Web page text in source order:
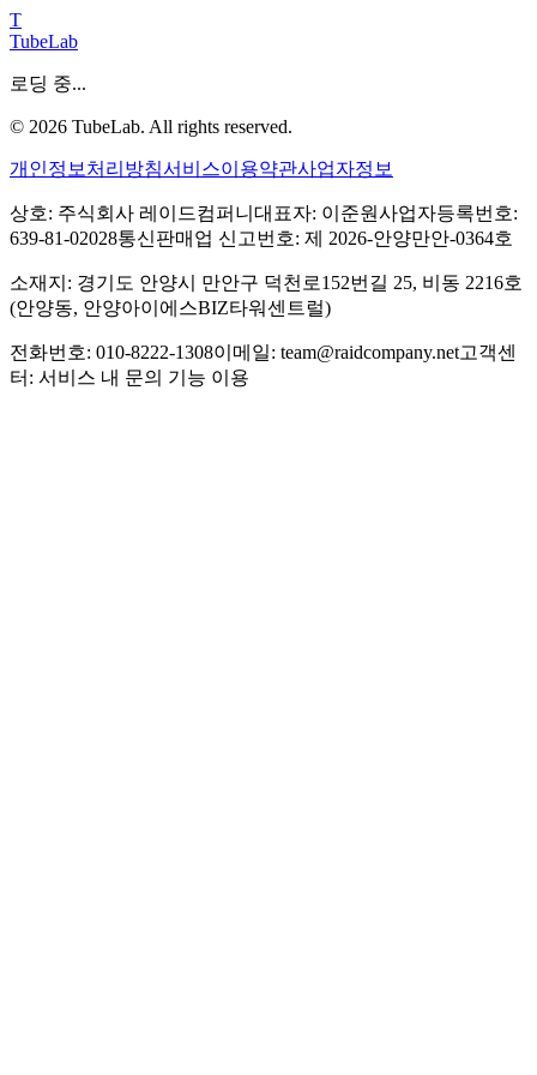
T
TubeLab
로딩 중...
© 2026 TubeLab. All rights reserved.
개인정보처리방침서비스이용약관사업자정보
상호: 주식회사 레이드컴퍼니 대표자: 이준원사업자등록번호:
639-81-02028통신판매업 신고번호: 제 2026-안양만안-0364호
소재지: 경기도 안양시 만안구 덕천로152번길 25, 비동 2216호
(안양동, 안양아이에스BIZ타워센트럴)
전화번호: 010-8222-1308이메일: team@raidcompany.net고객센
터: 서비스 내 문의 기능 이용